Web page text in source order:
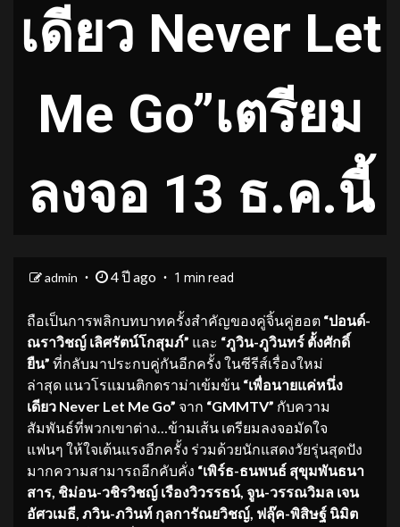
เดียว Never Let
Me Go”เตรียม
ลงจอ 13 ธ.ค.นี้
admin 4 ปี ago 1 min read
ถือเป็นการพลิกบทบาทครั้งสำคัญของคู่จิ้นคู่ฮอต “ปอนด์-
ณราวิชญ์ เลิศรัตน์โกสุมภ์” และ “ภูวิน-ภูวินทร์ ตั้งศักดิ์
ยืน” ที่กลับมาประกบคู่กันอีกครั้ง ในซีรีส์เรื่องใหม่
ล่าสุด แนวโรแมนติกดราม่าเข้มข้น “เพื่อนายแค่หนึ่ง
เดียว Never Let Me Go” จาก “GMMTV” กับความ
สัมพันธ์ที่พวกเขาต่าง…ข้ามเส้น เตรียมลงจอมัดใจ
แฟนๆ ให้ใจเต้นแรงอีกครั้ง ร่วมด้วยนักแสดงวัยรุ่นสุดปัง
มากความสามารถอีกคับคั่ง “เพิร์ธ-ธนพนธ์ สุขุมพันธนา
สาร, ชิม่อน-วชิรวิชญ์ เรืองวิวรรธน์, จูน-วรรณวิมล เจน
อัศวเมธี, ภวิน-ภวินท์ กุลการัณยวิชญ์, ฟลุ๊ค-พิสิษฐ์ นิมิต